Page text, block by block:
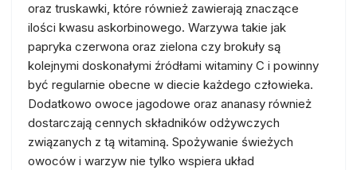
oraz truskawki, które również zawierają znaczące
ilości kwasu askorbinowego. Warzywa takie jak
papryka czerwona oraz zielona czy brokuły są
kolejnymi doskonałymi źródłami witaminy C i powinny
być regularnie obecne w diecie każdego człowieka.
Dodatkowo owoce jagodowe oraz ananasy również
dostarczają cennych składników odżywczych
związanych z tą witaminą. Spożywanie świeżych
owoców i warzyw nie tylko wspiera układ